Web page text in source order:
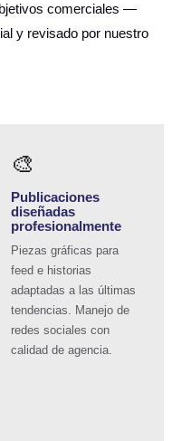
comerciales —
y revisado por nuestro
🎨
Publicaciones
diseñadas
profesionalmente
Piezas gráficas para
feed e historias
adaptadas a las últimas
tendencias. Manejo de
redes sociales con
calidad de agencia.